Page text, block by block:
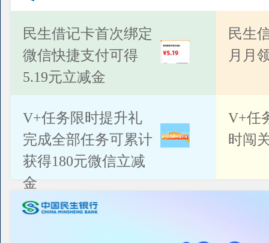
公告
民生借记卡首次绑定
微信快捷支付可得
5.19元立减金
民生
月月
V+任务限时提升礼
完成全部任务可累计
获得180元微信立减
金
V+任
时闯